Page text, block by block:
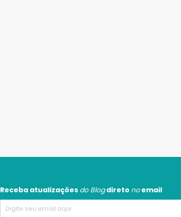
Receba atualizações do Blogdireto noemail